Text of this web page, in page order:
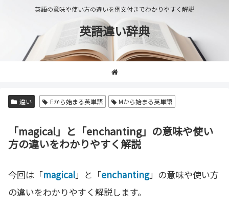
英語の意味や使い方の違いを例文付きでわかりやすく解説
英語違い辞典
違い Eから始まる英単語 Mから始まる英単語
「magical」と「enchanting」の意味や使い
方の違いをわかりやすく解説
今回は「magical」と「enchanting」の意味や使い方
の違いをわかりやすく解説します。